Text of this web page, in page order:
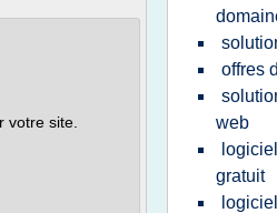
votre site.
offres
web
gratuit